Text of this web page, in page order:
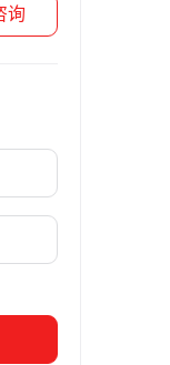
产品特
工业级
询